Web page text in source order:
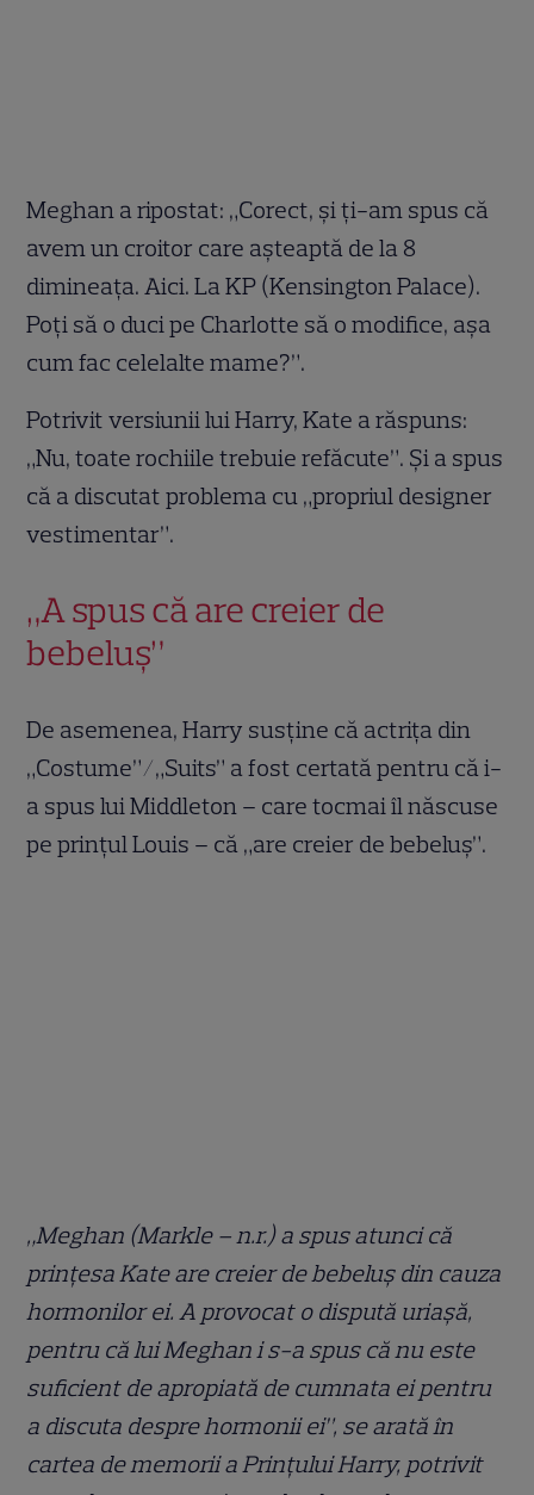
Meghan a ripostat: „Corect, și ți-am spus că
avem un croitor care așteaptă de la 8
dimineața. Aici. La KP (Kensington Palace).
Poți să o duci pe Charlotte să o modifice, așa
cum fac celelalte mame?”.
Potrivit versiunii lui Harry, Kate a răspuns:
„Nu, toate rochiile trebuie refăcute”. Și a spus
că a discutat problema cu „propriul designer
vestimentar”.
„A spus că are creier de
bebeluș”
De asemenea, Harry susține că actrița din
„Costume”/„Suits” a fost certată pentru că i-
a spus lui Middleton – care tocmai îl născuse
pe prințul Louis – că „are creier de bebeluș”.
„Meghan (Markle – n.r.) a spus atunci că
prințesa Kate are creier de bebeluș din cauza
hormonilor ei. A provocat o dispută uriașă,
pentru că lui Meghan i s-a spus că nu este
suficient de apropiată de cumnata ei pentru
a discuta despre hormonii ei”, se arată în
cartea de memorii a Prințului Harry, potrivit